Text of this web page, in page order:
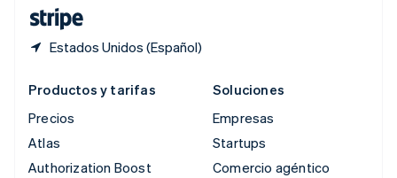
Estados Unidos (Español)
Productos y tarifas
Precios
Atlas
Authorization Boost
Soluciones
Empresas
Startups
Comercio agéntico